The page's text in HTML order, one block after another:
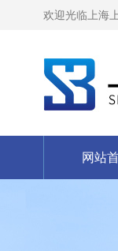
欢迎光临上海
网站